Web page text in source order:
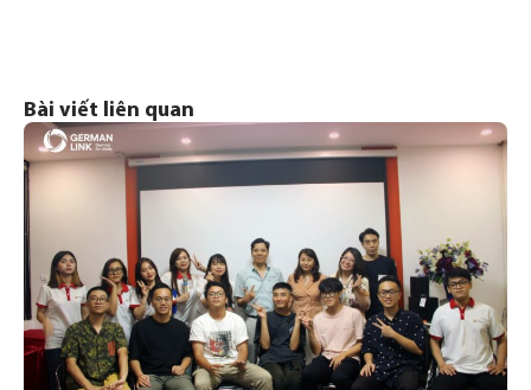
Bài viết liên quan